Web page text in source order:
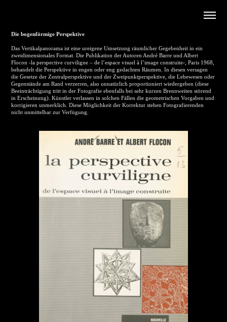
Die bogenförmige Perspektive
Das Vertikalpanorama ist eine ureigene Umsetzung räumlicher Gegebenheit in ein
zweidimensionales Format. Die Publikation der Autoren André Barre und Albert
Flocon ›la perspective curviligne – de l’espace visuel à l’image construite‹, Paris 1968,
behandelt die Perspektive in engen oder eng gedachten Räumen. In diesen versagen
die Gesetze der Zentralperspektive und der Zweipunktperspektive, die Lebewesen oder
Gegenstände am Rand verzerren, also unnatürlich proportioniert wiedergeben (diese
Beeinträchtigung tritt in der Fotografie ebenfalls bei sehr kurzen Brennweiten störend
in Erscheinung). Künstler verlassen in solchen Fällen die geometrischen Vorgaben und
korrigieren unmerklich. Diese Möglichkeit der Korrektur stehen Fotografierenden
nicht unmittelbar zur Verfügung.